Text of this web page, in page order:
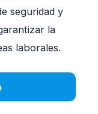
seguridad y
la
laborales.